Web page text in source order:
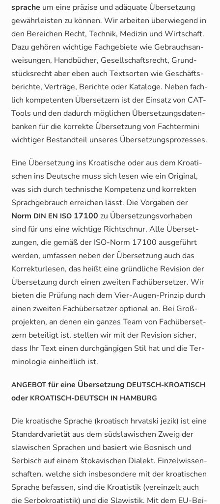
spra­che um eine prä­zi­se und adäqua­te Über­set­zung
gewähr­leis­ten zu kön­nen. Wir arbei­ten über­wie­gend in
den Berei­chen Recht, Tech­nik, Medi­zin und Wirt­schaft.
Dazu gehö­ren wich­ti­ge Fach­ge­bie­te wie Gebrauchs­an­
wei­sun­gen, Hand­bü­cher, Gesell­schafts­recht, Grund­
stücks­recht aber eben auch Text­sor­ten wie Geschäfts­
be­rich­te, Ver­trä­ge, Berich­te oder Kata­lo­ge. Neben fach­
lich kom­pe­ten­ten Über­set­zern ist der Ein­satz von CAT-
Tools und den dadurch mög­li­chen Über­set­zungs­da­ten­
ban­ken für die kor­rek­te Über­set­zung von Fach­ter­mi­ni
wich­ti­ger Bestand­teil unse­res Übersetzungsprozesses.
Eine Über­set­zung ins Kroa­ti­sche oder aus dem Kroa­ti­
schen ins Deut­sche muss sich lesen wie ein Ori­gi­nal,
was sich durch tech­ni­sche Kom­pe­tenz und kor­rek­ten
Sprach­ge­brauch errei­chen lässt. Die Vor­ga­ben der
Norm DIN EN ISO 17100 zu Über­set­zungs­vor­ha­ben
sind für uns eine wich­ti­ge Richt­schnur. Alle Über­set­
zun­gen, die gemäß der ISO-Norm 17100 aus­ge­führt
wer­den, umfas­sen neben der Über­set­zung auch das
Kor­rek­tur­le­sen, das heißt eine gründ­li­che Revi­si­on der
Über­set­zung durch einen zwei­ten Fach­über­set­zer. Wir
bie­ten die Prü­fung nach dem Vier-Augen-Prin­zip durch
einen zwei­ten Fach­über­set­zer optio­nal an. Bei Groß­
pro­jek­ten, an denen ein gan­zes Team von Fach­über­set­
zern betei­ligt ist, stel­len wir mit der Revi­si­on sicher,
dass Ihr Text einen durch­gän­gi­gen Stil hat und die Ter­
mi­no­lo­gie ein­heit­lich ist.
ANGEBOT für eine Über­set­zung DEUTSCH-KROATISCH
oder KROATISCH-DEUTSCH IN HAMBURG
Die kroa­ti­sche Spra­che (kroa­tisch hrvat­ski jezik) ist eine
Stan­dard­va­rie­tät aus dem süd­sla­wi­schen Zweig der
sla­wi­schen Spra­chen und basiert wie Bos­nisch und
Ser­bisch auf einem što­ka­vi­schen Dia­lekt. Ein­zel­wis­sen­
schaf­ten, wel­che sich ins­be­son­de­re mit der kroa­ti­schen
Spra­che befas­sen, sind die Kroa­tis­tik (ver­ein­zelt auch
die Ser­bo­kroa­tis­tik) und die Sla­wis­tik. Mit dem EU-Bei­